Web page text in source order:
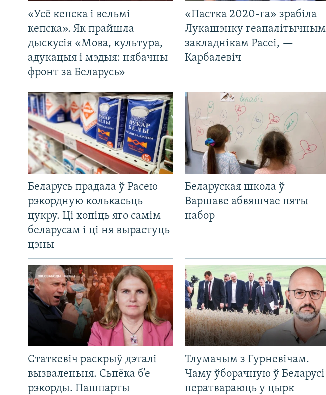
«Усё кепска і вельмі
кепска». Як прайшла
дыскусія «Мова, культура,
адукацыя і мэдыя: нябачны
фронт за Беларусь»
«Пастка 2020-га» зрабіла
Лукашэнку геапалітычным
закладнікам Расеі, —
Карбалевіч
Беларусь прадала ў Расею
рэкордную колькасьць
цукру. Ці хопіць яго самім
беларусам і ці ня вырастуць
цэны
Беларуская школа ў
Варшаве абвяшчае пяты
набор
Статкевіч раскрыў дэталі
вызваленьня. Сьпёка б’е
рэкорды. Пашпарты
Тлумачым з Гурневічам.
Чаму ўборачную ў Беларусі
ператвараюць у цырк